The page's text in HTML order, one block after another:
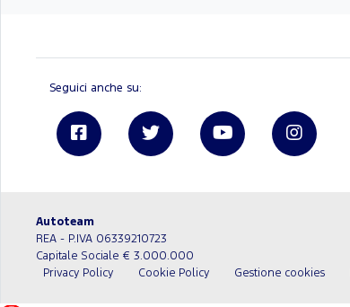
Seguici anche su:
Autoteam
REA - P.IVA 06339210723
Capitale Sociale € 3.000.000
Privacy Policy
Cookie Policy Gestione cookies